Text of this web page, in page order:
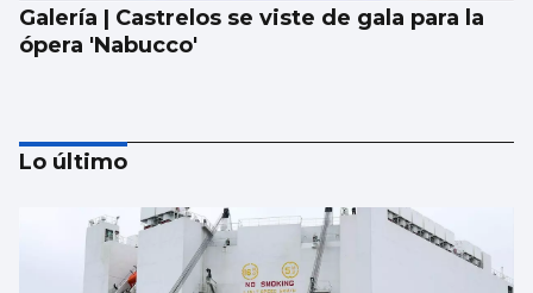
Galería | Castrelos se viste de gala para la
ópera 'Nabucco'
Lo último